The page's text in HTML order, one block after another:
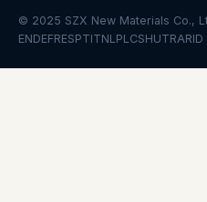
© 2025 SZX New Materials Co.,
ENDEFRESPTITNLPLCSHUTRARID